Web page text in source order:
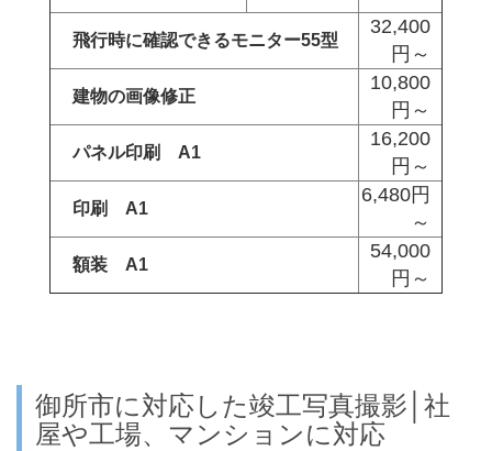
飛行時に確認できるモニター55型
32,400
円～
建物の画像修正
10,800
円～
パネル印刷 A1
16,200
円～
印刷 A1
6,480円
～
額装 A1
54,000
円～
御所市に対応した竣工写真撮影│社
屋や工場、マンションに対応